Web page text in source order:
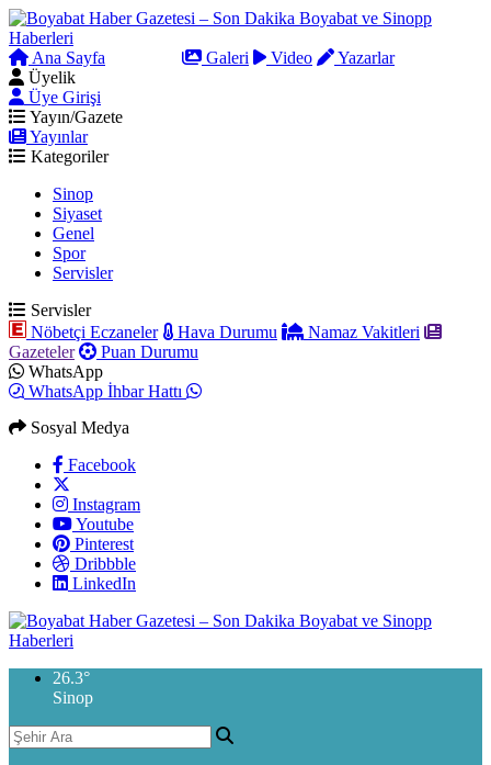
Ana Sayfa Galeri Video
Yazarlar
Üyelik
Üye Girişi
Yayın/Gazete
Yayınlar
Kategoriler
Sinop
Siyaset
Genel
Spor
Servisler
Servisler
Nöbetçi Eczaneler
Hava Durumu
Namaz Vakitleri
Gazeteler
Puan Durumu
WhatsApp
WhatsApp İhbar Hattı
Sosyal Medya
Facebook
Instagram
Youtube
Pinterest
Dribbble
LinkedIn
26.3°
Sinop